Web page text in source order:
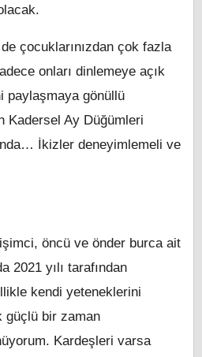
çocuklarınızdan çok fazla
onları dinlemeye açık
paylaşmaya gönüllü
Kadersel Ay Düğümleri
İkizler deneyimlemeli ve
öncü ve önder burca ait
2021 yılı tarafından
kendi yeteneklerini
güçlü bir zaman
Kardeşleri varsa